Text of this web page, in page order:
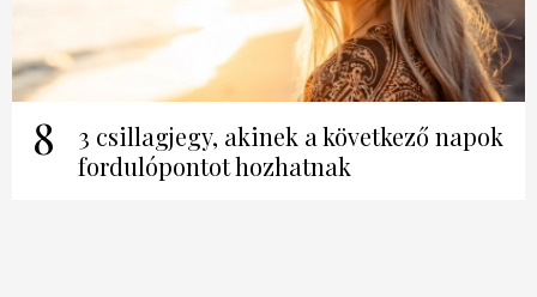
8
3 csillagjegy, akinek a következő napok
fordulópontot hozhatnak